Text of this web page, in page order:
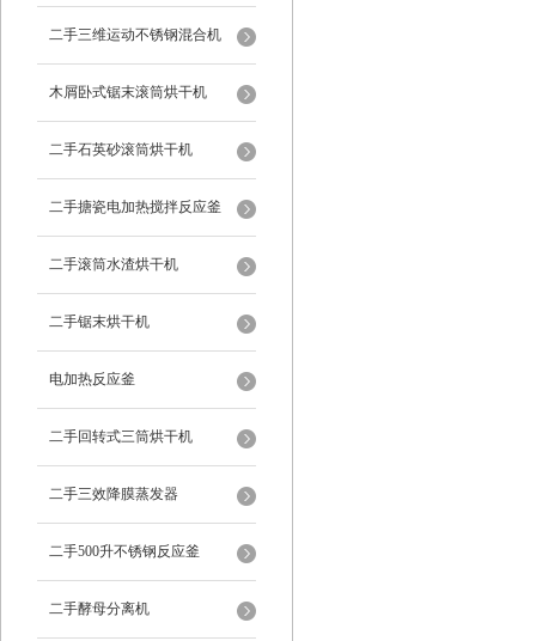
二手三维运动不锈钢混合机
木屑卧式锯末滚筒烘干机
二手石英砂滚筒烘干机
二手搪瓷电加热搅拌反应釜
二手滚筒水渣烘干机
二手锯末烘干机
电加热反应釜
二手回转式三筒烘干机
二手三效降膜蒸发器
二手500升不锈钢反应釜
二手酵母分离机